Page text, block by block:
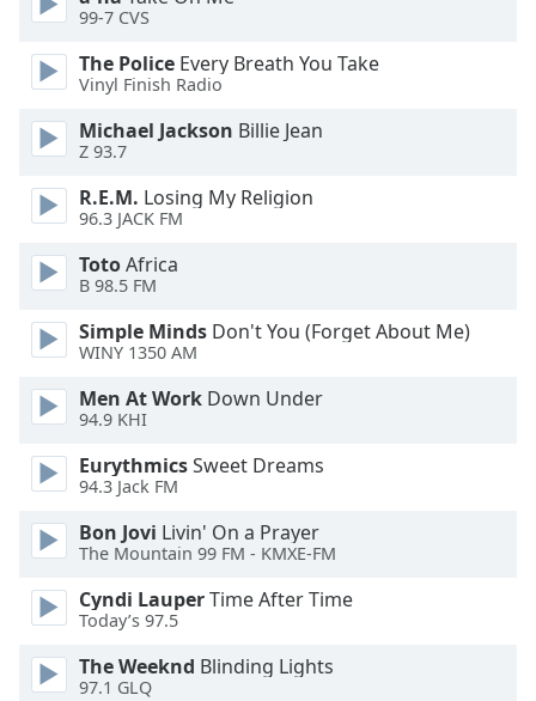
dialog
window.
cancel
and
close
window.
Text
Color
Opacity
Text
Color
Opacity
Caption
99-7 CVS
The Police Every Breath You Take
Vinyl Finish Radio
Michael Jackson Billie Jean
Z 93.7
R.E.M. Losing My Religion
96.3 JACK FM
TotoAfrica
B 98.5 FM
Simple Minds Don't You (Forget About Me)
WINY 1350 AM
Men At Work Down Under
94.9 KHI
EurythmicsSweet Dreams
94.3 Jack FM
Bon Jovi Livin' On a Prayer
The Mountain 99 FM - KMXE-FM
Cyndi LauperTime After Time
Today’s 97.5
The Weeknd Blinding Lights
97.1 GLQ